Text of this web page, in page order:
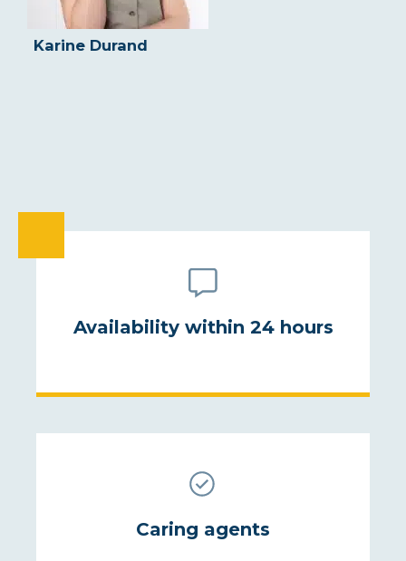
Karine Durand
Availability within 24 hours
Caring agents